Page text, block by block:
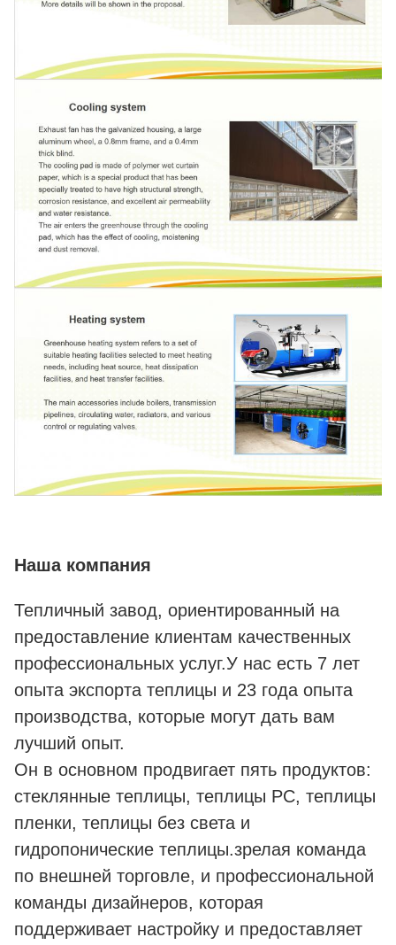
Наша компания
Тепличный завод, ориентированный на
предоставление клиентам качественных
профессиональных услуг.У нас есть 7 лет
опыта экспорта теплицы и 23 года опыта
производства, которые могут дать вам
лучший опыт.
Он в основном продвигает пять продуктов:
стеклянные теплицы, теплицы PC, теплицы
пленки, теплицы без света и
гидропонические теплицы.зрелая команда
по внешней торговле, и профессиональной
команды дизайнеров, которая
поддерживает настройку и предоставляет